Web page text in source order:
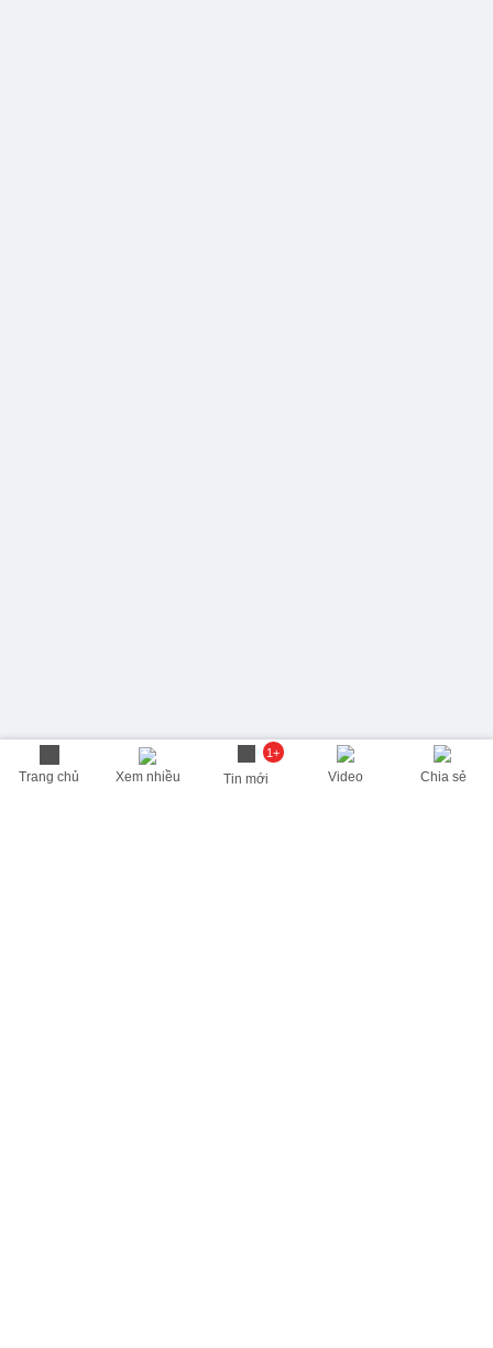
Trang chủ Xem nhiều
1+
Tin mới Video Chia sẻ